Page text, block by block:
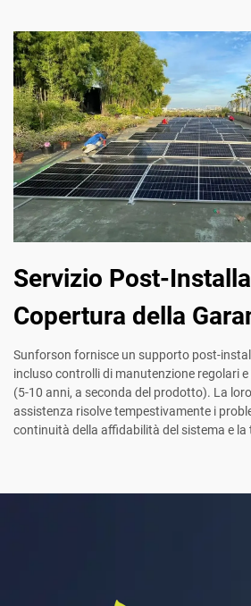
Servizio Post-
Copertura della
Sunforson fornisce un supporto post-
incluso controlli di manutenzione regolari
(5-10 anni, a seconda del prodotto). La
assistenza risolve tempestivamente i
continuità della affidabilità del sistema e la